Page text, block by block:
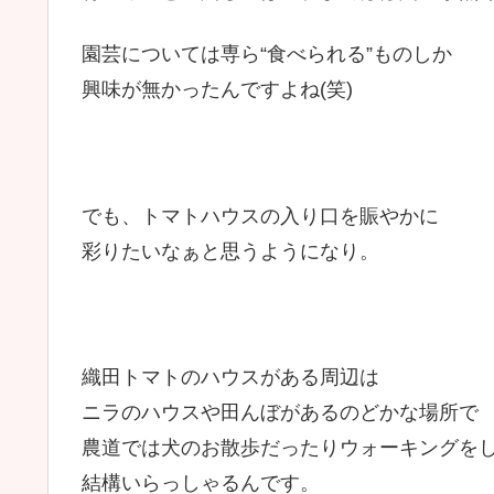
園芸については専ら“食べられる”ものしか
興味が無かったんですよね(笑)
でも、トマトハウスの入り口を賑やかに
彩りたいなぁと思うようになり。
織田トマトのハウスがある周辺は
ニラのハウスや田んぼがあるのどかな場所で
農道では犬のお散歩だったりウォーキングを
結構いらっしゃるんです。